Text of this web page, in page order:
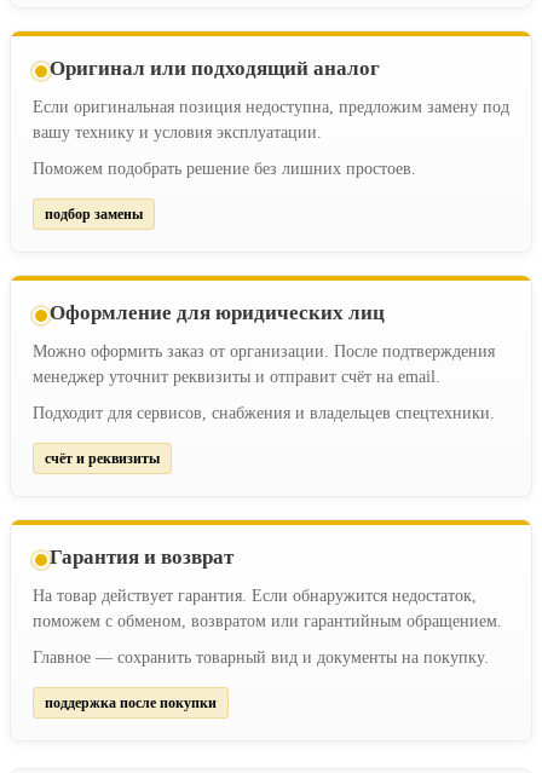
Оригинал или подходящий аналог
Если оригинальная позиция недоступна, предложим замену под
вашу технику и условия эксплуатации.
Поможем подобрать решение без лишних простоев.
подбор замены
Оформление для юридических лиц
Можно оформить заказ от организации. После подтверждения
менеджер уточнит реквизиты и отправит счёт на email.
Подходит для сервисов, снабжения и владельцев спецтехники.
счёт и реквизиты
Гарантия и возврат
На товар действует гарантия. Если обнаружится недостаток,
поможем с обменом, возвратом или гарантийным обращением.
Главное — сохранить товарный вид и документы на покупку.
поддержка после покупки